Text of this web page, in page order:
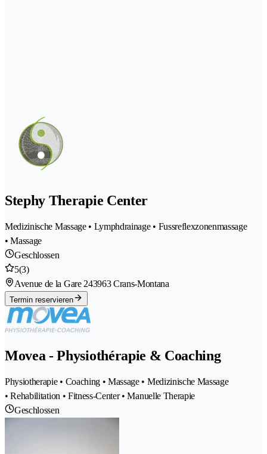
Stephy Therapie Center
Medizinische Massage • Lymphdrainage • Fussreflexzonenmassage
• Massage
Geschlossen
5(3)
Avenue de la Gare 243963 Crans-Montana
Termin reservieren
Movea - Physiothérapie & Coaching
Physiotherapie • Coaching • Massage • Medizinische Massage
• Rehabilitation • Fitness-Center • Manuelle Therapie
Geschlossen